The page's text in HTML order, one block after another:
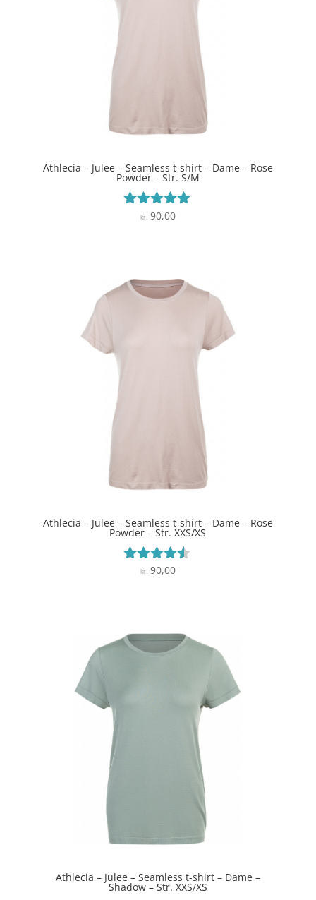
Athlecia – Julee – Seamless t-shirt – Dame – Rose
Powder – Str. S/M
Vurderet
kr. 90,00
Athlecia – Julee – Seamless t-shirt – Dame – Rose
Powder – Str. XXS/XS
Vurderet
kr.90,00
Athlecia – Julee – Seamless t-shirt – Dame –
Shadow – Str. XXS/XS